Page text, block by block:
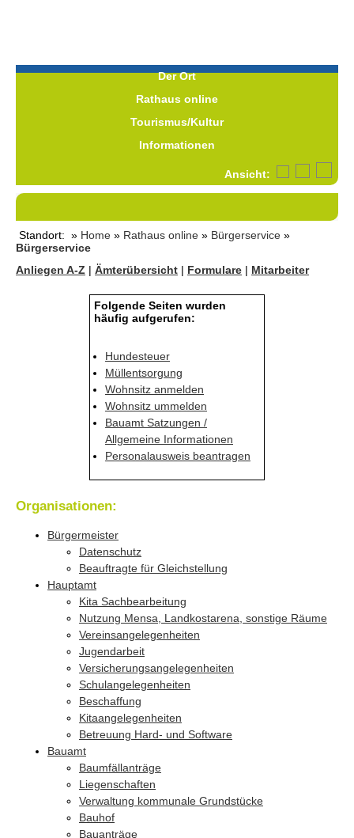
Der Ort
Rathaus online
Tourismus/Kultur
Informationen
Ansicht:
Standort: » Home » Rathaus online » Bürgerservice »
Bürgerservice
Anliegen A-Z | Ämterübersicht | Formulare | Mitarbeiter
Folgende Seiten wurden
häufig aufgerufen:
Hundesteuer
Müllentsorgung
Wohnsitz anmelden
Wohnsitz ummelden
Bauamt Satzungen /
Allgemeine Informationen
Personalausweis beantragen
Organisationen:
Bürgermeister
Datenschutz
Beauftragte für Gleichstellung
Hauptamt
Kita Sachbearbeitung
Nutzung Mensa, Landkostarena, sonstige Räume
Vereinsangelegenheiten
Jugendarbeit
Versicherungsangelegenheiten
Schulangelegenheiten
Beschaffung
Kitaangelegenheiten
Betreuung Hard- und Software
Bauamt
Baumfällanträge
Liegenschaften
Verwaltung kommunale Grundstücke
Bauhof
Bauanträge